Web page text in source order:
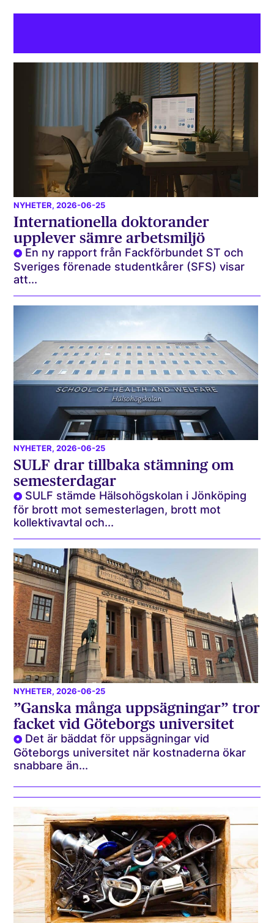
NYHETER, 2026-06-25
Internationella doktorander
upplever sämre arbetsmiljö
En ny rapport från Fackförbundet ST och
Sveriges förenade studentkårer (SFS) visar
att...
NYHETER, 2026-06-25
SULF drar tillbaka stämning om
semesterdagar
SULF stämde Hälsohögskolan i Jönköping
för brott mot semesterlagen, brott mot
kollektivavtal och...
NYHETER, 2026-06-25
”Ganska många uppsägningar” tror
facket vid Göteborgs universitet
Det är bäddat för uppsägningar vid
Göteborgs universitet när kostnaderna ökar
snabbare än...